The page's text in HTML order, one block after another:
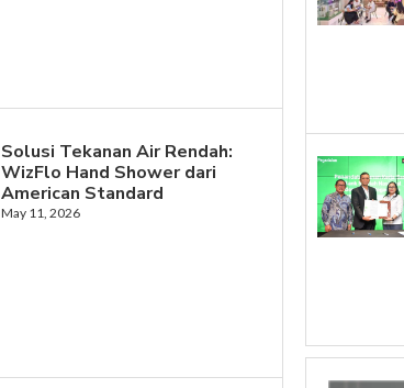
Solusi Tekanan Air Rendah:
WizFlo Hand Shower dari
American Standard
May 11, 2026